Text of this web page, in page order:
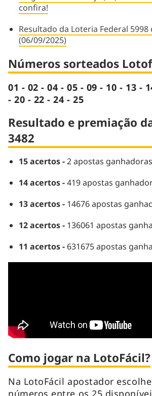
confira!
Resultado da Loteria Federal 5998
(06/09/2025)
Números sorteados
01 - 02 - 04 - 05 - 09 - 10 - 13 -
- 20 - 22 - 24 - 25
Resultado e premiação
3482
15 acertos -2 apostas
14 acertos -419 apostas
13 acertos - 14676 apostas
12 acertos -136061 apostas
11 acertos -631675 apostas
Como jogar na LotoFácil?
Na LotoFácil apostador
números entre os 25